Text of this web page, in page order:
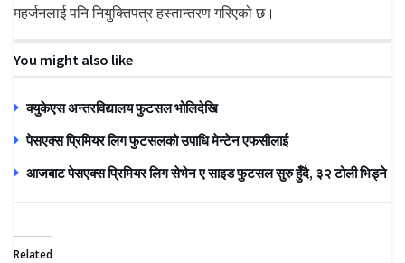
महर्जनलाई पनि नियुक्तिपत्र हस्तान्तरण गरिएको छ।
You might also like
क्युकेएस अन्तरविद्यालय फुटसल भोलिदेखि
पेसएक्स प्रिमियर लिग फुटसलको उपाधि मेन्टेन एफसीलाई
आजबाट पेसएक्स प्रिमियर लिग सेभेन ए साइड फुटसल सुरु हुँदै, ३२ टोली भिड्ने
Related